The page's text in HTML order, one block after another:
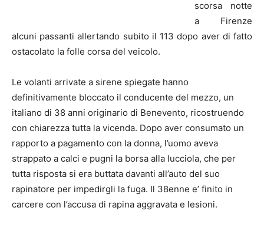
scorsa notte
a Firenze
alcuni passanti allertando subito il 113 dopo aver di fatto
ostacolato la folle corsa del veicolo.
Le volanti arrivate a sirene spiegate hanno
definitivamente bloccato il conducente del mezzo, un
italiano di 38 anni originario di Benevento, ricostruendo
con chiarezza tutta la vicenda. Dopo aver consumato un
rapporto a pagamento con la donna, l’uomo aveva
strappato a calci e pugni la borsa alla lucciola, che per
tutta risposta si era buttata davanti all’auto del suo
rapinatore per impedirgli la fuga. Il 38enne e’ finito in
carcere con l’accusa di rapina aggravata e lesioni.